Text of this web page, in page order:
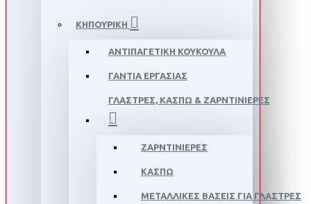
ΚΗΠΟΥΡΙΚΉ
ΑΝΤΙΠΑΓΕΤΙΚΉ ΚΟΥΚΟΎΛΑ
ΓΆΝΤΙΑ ΕΡΓΑΣΊΑΣ
ΓΛΆΣΤΡΕΣ, ΚΑΣΠΩ & ΖΑΡΝΤΙΝΙΈΡΕΣ
ΖΑΡΝΤΙΝΙΈΡΕΣ
ΚΑΣΠΩ
ΜΕΤΑΛΛΙΚΈΣ ΒΆΣΕΙΣ ΓΙΑ ΓΛΆΣΤΡΕΣ